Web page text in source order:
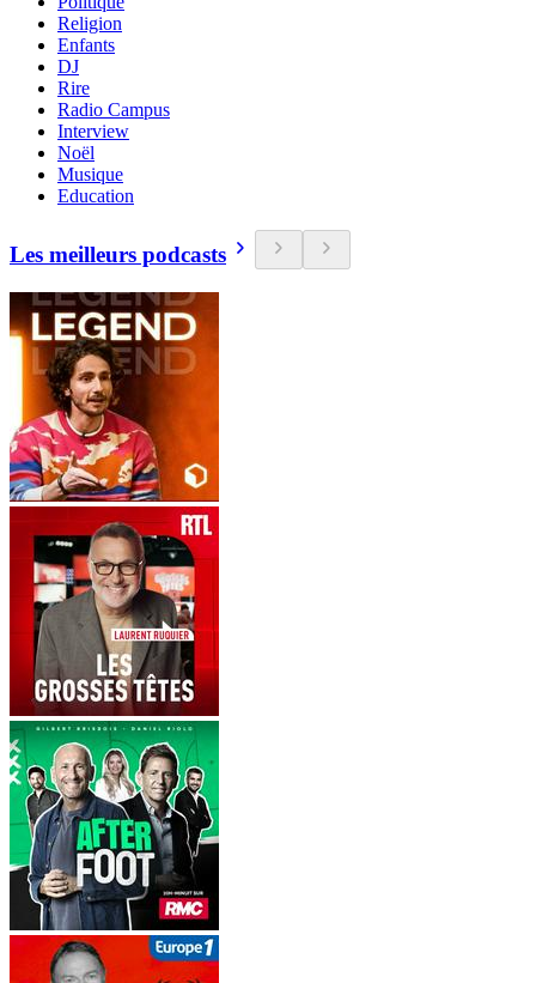
Religion
Enfants
DJ
Rire
Radio Campus
Interview
Noël
Musique
Education
Les meilleurs podcasts